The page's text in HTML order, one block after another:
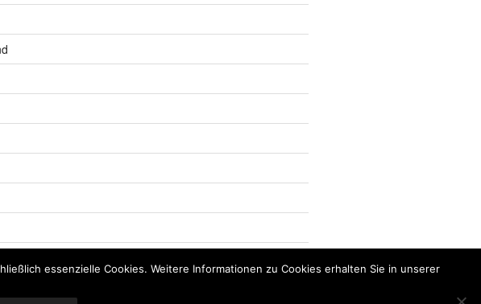
essenzielle Cookies. Weitere Informationen zu Cookies erhalten Sie in unserer